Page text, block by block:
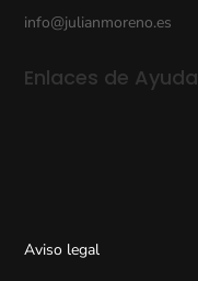
info@julianmoreno.es
Enlaces de Ayuda
Aviso legal